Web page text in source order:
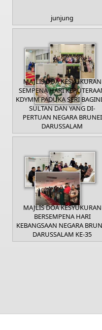
junjung
MAJLIS DOA KESYUKURAN
SEMPENA HARI
KDYMM PADUKA SERI
SULTAN DAN YANG DI-
PERTUAN NEGARA BRUNEI
DARUSSALAM
MAJLIS DOA KESYUKURAN
BERSEMPENA HARI
KEBANGSAAN NEGARA
DARUSSALAM KE-35